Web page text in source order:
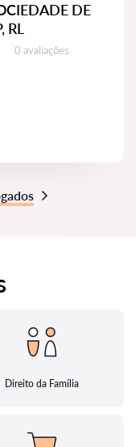
DE
RL
Avaliações:
0 avaliações
Direito da Família